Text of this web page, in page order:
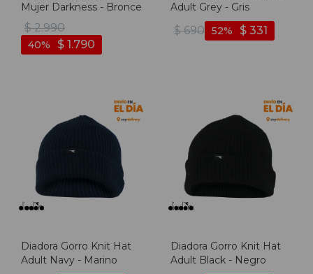
Mujer Darkness - Bronce
$ 2.990
$ 1.790
40
Adult Grey - Gris
$ 690 $ 331
52
Diadora Gorro Knit Hat
Adult Navy - Marino
Diadora Gorro Knit Hat
Adult Black - Negro